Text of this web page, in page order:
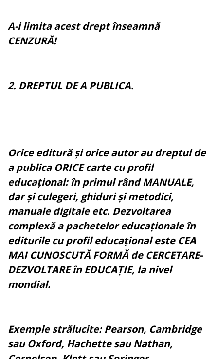
A-i limita acest drept înseamnă
CENZURĂ!
2. DREPTUL DE A PUBLICA.
Orice editură și orice autor au dreptul de
a publica ORICE carte cu profil
educațional: în primul rând MANUALE,
dar și culegeri, ghiduri și metodici,
manuale digitale etc. Dezvoltarea
complexă a pachetelor educaționale în
editurile cu profil educațional este CEA
MAI CUNOSCUTĂ FORMĂ de CERCETARE-
DEZVOLTARE în EDUCAȚIE, la nivel
mondial.
Exemple strălucite: Pearson, Cambridge
sau Oxford, Hachette sau Nathan,